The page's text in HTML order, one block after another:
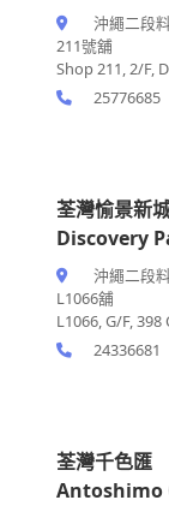
沖繩二段
211號舖
Shop 211, 2/F,
25776685
荃灣愉景新
Discovery
沖繩二段
L1066舖
L1066, G/F,
24336681
荃灣千色匯
Antoshimo